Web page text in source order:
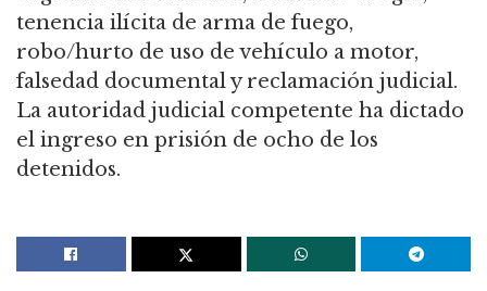
tenencia ilícita de arma de fuego,
robo/hurto de uso de vehículo a motor,
falsedad documental y reclamación judicial.
La autoridad judicial competente ha dictado
el ingreso en prisión de ocho de los
detenidos.